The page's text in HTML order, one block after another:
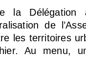
Délégation
de
les territoires
Au menu,